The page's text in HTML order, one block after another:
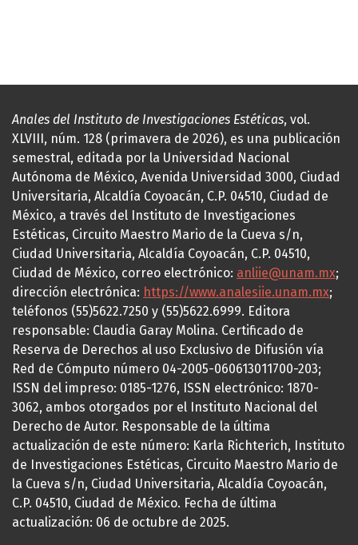
Anales del Instituto de Investigaciones Estéticas, vol.
XLVIII, núm. 128 (primavera de 2026), es una publicación
semestral, editada por la Universidad Nacional
Autónoma de México, Avenida Universidad 3000, Ciudad
Universitaria, Alcaldía Coyoacán, C.P. 04510, Ciudad de
México, a través del Instituto de Investigaciones
Estéticas, Circuito Maestro Mario de la Cueva s/n,
Ciudad Universitaria, Alcaldía Coyoacán, C.P. 04510,
Ciudad de México, correo electrónico: anliie@unam.mx;
dirección electrónica: https://www.analesiie.unam.mx;
teléfonos (55)5622.7250 y (55)5622.6999. Editora
responsable: Claudia Garay Molina. Certificado de
Reserva de Derechos al uso Exclusivo de Difusión vía
Red de Cómputo número 04-2005-060613011700-203;
ISSN del impreso: 0185-1276, ISSN electrónico: 1870-
3062, ambos otorgados por el Instituto Nacional del
Derecho de Autor. Responsable de la última
actualización de este número: Karla Richterich, Instituto
de Investigaciones Estéticas, Circuito Maestro Mario de
la Cueva s/n, Ciudad Universitaria, Alcaldía Coyoacán,
C.P. 04510, Ciudad de México. Fecha de última
actualización: 06 de octubre de 2025.